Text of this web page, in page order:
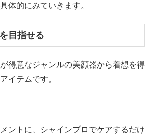
体的にみていきます。
目指せる
得意なジャンルの美顔器から着想を得
イテムです。
ントに、シャインプロでケアするだけ